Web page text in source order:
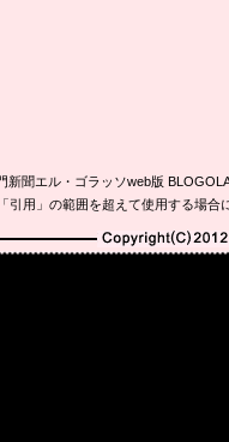
新聞エル・ゴラッソweb版
引用」の範囲を超えて使用する場
Copyright(C)2010-